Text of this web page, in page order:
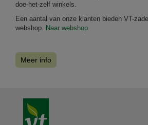
doe-het-zelf winkels.
Een aantal van onze klanten bieden VT-
webshop. Naar webshop
Meer info